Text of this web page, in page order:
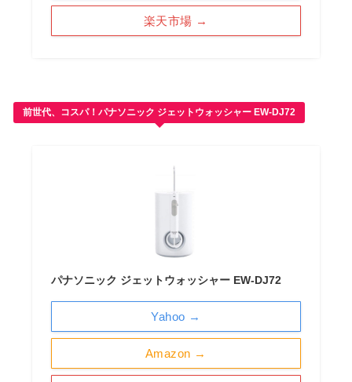
楽天市場 →
前世代、コスパ！パナソニック ジェットウォッシャー EW-DJ72
パナソニック ジェットウォッシャー EW-DJ72
Amazon →
Yahoo →